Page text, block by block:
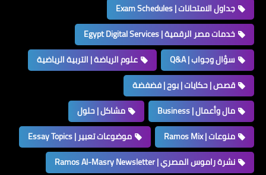
جداول الامتحانات | Exam Schedules
خدمات مصر الرقمية | Egypt Digital Services
سؤال وجواب | Q&A
علوم الرياضة | التربية الرياضية
قصص | حكايات | بوح | فضفضة
مال وأعمال | Business
مشاكل | حلول
منوعات | Ramos Mix
موضوعات تعبير | Essay Topics
نشرة راموس المصري | Ramos Al-Masry Newsletter